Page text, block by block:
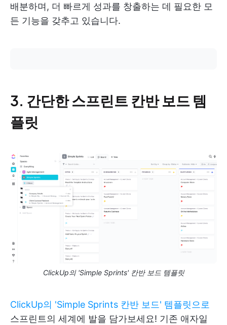
배분하며, 더 빠르게 성과를 창출하는 데 필요한 모
든 기능을 갖추고 있습니다.
3. 간단한 스프린트 칸반 보드 템
플릿
ClickUp의 'Simple Sprints' 칸반 보드 템플릿
ClickUp의 'Simple Sprints 칸반 보드' 템플릿으로
스프린트의 세계에 발을 담가보세요! 기존 애자일